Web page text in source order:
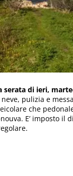
di ieri,
pulizia e
che
E’ imposto il